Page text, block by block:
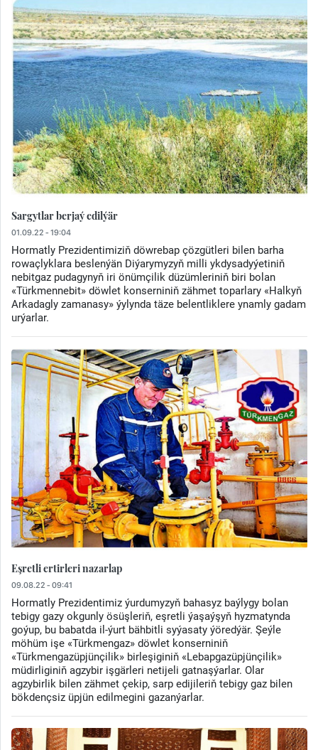
Sargytlar berjaý edilýär
01.09.22 - 19:04
Hormatly Prezidentimiziň döwrebap çözgütleri bilen barha
rowaçlyklara beslenýän Diýarymyzyň milli ykdysadyýetiniň
nebitgaz pudagynyň iri önümçilik düzümleriniň biri bolan
«Türkmennebit» döwlet konserniniň zähmet toparlary «Halkyň
Arkadagly zamanasy» ýylynda täze belentliklere ynamly gadam
urýarlar.
Eşretli ertirleri nazarlap
09.08.22 - 09:41
Hormatly Prezidentimiz ýurdumyzyň bahasyz baýlygy bolan
tebigy gazy okgunly ösüşleriň, eşretli ýaşaýşyň hyzmatynda
goýup, bu babatda il-ýurt bähbitli syýasaty ýöredýär. Şeýle
möhüm işe «Türkmengaz» döwlet konserniniň
«Türkmengazüpjünçilik» birleşiginiň «Lebapgazüpjünçilik»
müdirliginiň agzybir işgärleri netijeli gatnaşýarlar. Olar
agzybirlik bilen zähmet çekip, sarp edijileriň tebigy gaz bilen
bökdençsiz üpjün edilmegini gazanýarlar.